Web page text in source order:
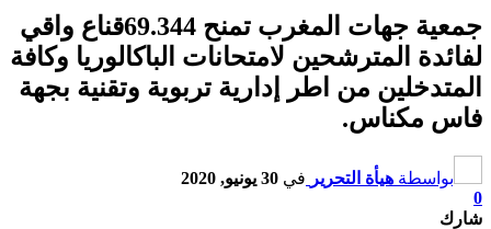
جمعية جهات المغرب تمنح 69.344قناع واقي
لفائدة المترشحين لامتحانات الباكالوريا وكافة
المتدخلين من اطر إدارية تربوية وتقنية بجهة
فاس مكناس.
بواسطة هيأة التحرير في 30 يونيو, 2020
0
شارك